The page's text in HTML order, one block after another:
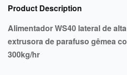
Product Description
Alimentador WS40 lateral de
extrusora de parafuso gêmea
300kg/hr